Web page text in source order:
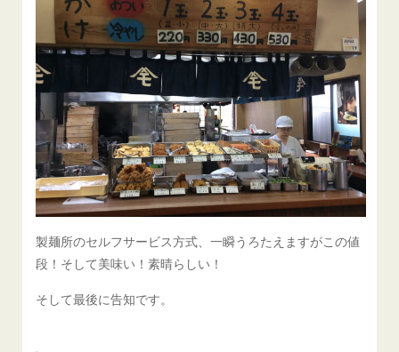
製麺所のセルフサービス方式、一瞬うろたえますがこの値
段！そして美味い！素晴らしい！
そして最後に告知です。